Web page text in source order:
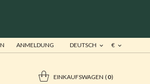
€
DEUTSCH
ANMELDUNG
EINKAUFSWAGEN 0